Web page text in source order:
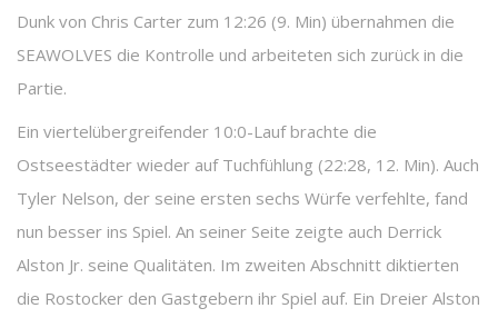
Dunk von Chris Carter zum 12:26 (9. Min) übernahmen die
SEAWOLVES die Kontrolle und arbeiteten sich zurück in die
Partie.
Ein viertelübergreifender 10:0-Lauf brachte die
Ostseestädter wieder auf Tuchfühlung (22:28, 12. Min). Auch
Tyler Nelson, der seine ersten sechs Würfe verfehlte, fand
nun besser ins Spiel. An seiner Seite zeigte auch Derrick
Alston Jr. seine Qualitäten. Im zweiten Abschnitt diktierten
die Rostocker den Gastgebern ihr Spiel auf. Ein Dreier Alston